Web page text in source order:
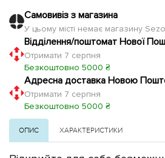
Самовивіз з магазина
У цьому місті немає магазину
Відділення/поштомат Нової
Отримати 7 серпня
Безкоштовно 5000 ₴
Адресна доставка Новою
Отримати 7 серпня
Безкоштовно 5000 ₴
ОПИС ХАРАКТЕРИСТИКИ